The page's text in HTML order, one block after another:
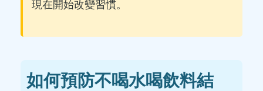
現在開始改變習慣。
如何預防不喝水喝飲料結